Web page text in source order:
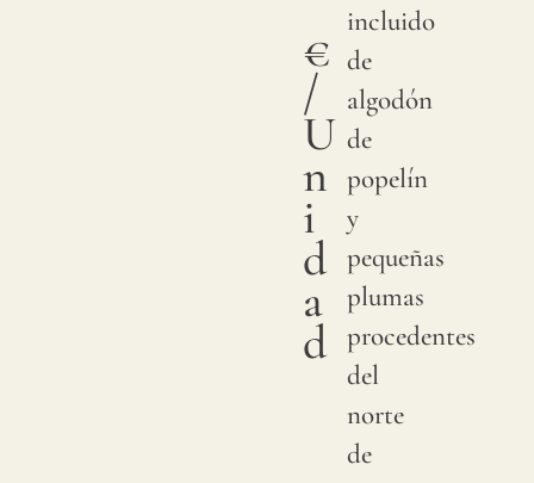
€
/
U
n
i
d
a
d
incluido
de
algodón
de
popelín
y
pequeñas
plumas
procedentes
del
norte
de